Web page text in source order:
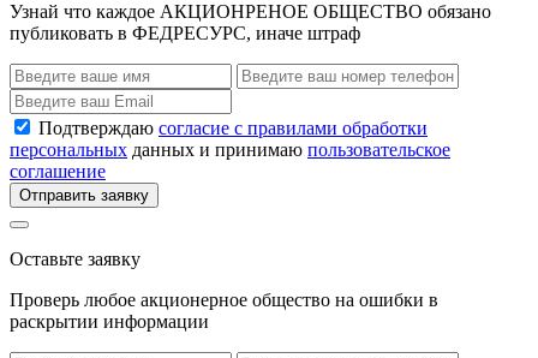
Узнай что каждое АКЦИОНРЕНОЕ ОБЩЕСТВО обязано
публиковать в ФЕДРЕСУРС, иначе штраф
Подтверждаю согласие с правилами обработки
персональных данных и принимаю пользовательское
соглашение
Отправить заявку
Оставьте заявку
Проверь любое акционерное общество на ошибки в
раскрытии информации